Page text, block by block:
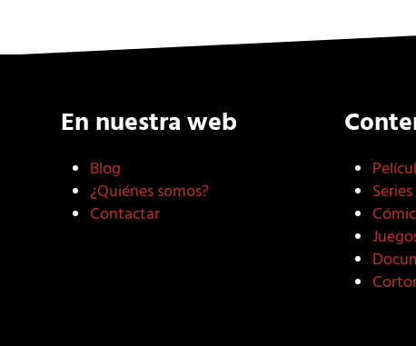
En nuestra web
Blog
¿Quiénes somos?
Contactar
Series